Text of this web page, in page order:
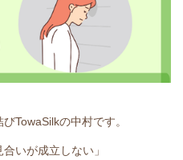
びTowaSilkの中村です。
いが成立しない」